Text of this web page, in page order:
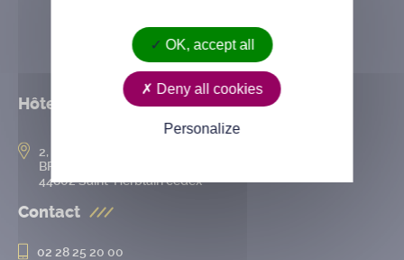
Hôtel de ville
2, rue de l’Hôtel-de-Ville
BP 50167
44802 Saint-Herblain cedex
Contact
02 28 25 20 00
OK, accept all
Deny all cookies
Personalize